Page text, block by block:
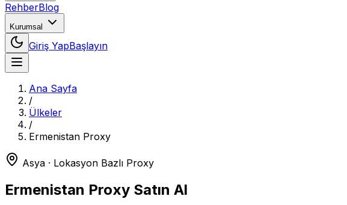
RehberBlog
Kurumsal
Giriş YapBaşlayın
Ana Sayfa
/
Ülkeler
/
Ermenistan Proxy
Asya · Lokasyon Bazlı Proxy
Ermenistan Proxy Satın Al